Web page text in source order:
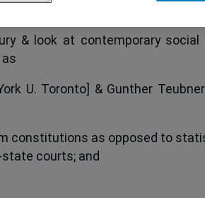
& look at contemporary
as
U. Toronto] & Gunther
constitutions as opposed to
courts; and